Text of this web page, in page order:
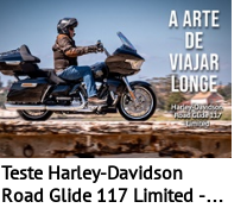
Teste Harley-Davidson
Road Glide 117 Limited - A